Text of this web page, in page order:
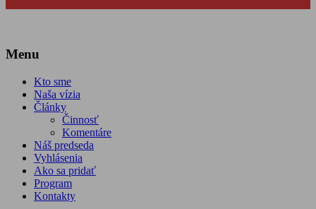
Menu
Kto sme
Naša vízia
Články
Činnosť
Komentáre
Náš predseda
Vyhlásenia
Ako sa pridať
Program
Kontakty